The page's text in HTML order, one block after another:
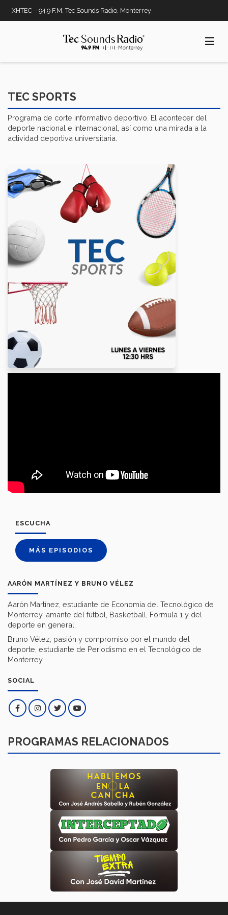
XHTEC – 94.9 F.M. Tec Sounds Radio, Monterrey
TEC SPORTS
Programa de corte informativo deportivo. El acontecer del
deporte nacional e internacional, así como una mirada a la
actividad deportiva universitaria.
ESCUCHA
MÁS EPISODIOS
AARÓN MARTÍNEZ Y BRUNO VÉLEZ
Aarón Martínez, estudiante de Economía del Tecnológico de
Monterrey, amante del fútbol, Basketball, Formula 1 y del
deporte en general.
Bruno Vélez, pasión y compromiso por el mundo del
deporte, estudiante de Periodismo en el Tecnológico de
Monterrey.
SOCIAL
PROGRAMAS RELACIONADOS